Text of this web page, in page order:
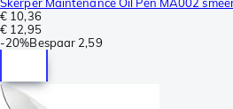
€ 10,36
€ 12,95
-20%Bespaar 2,59